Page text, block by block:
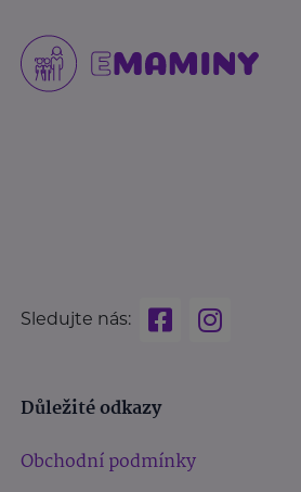
Sledujte nás:
Důležité odkazy
Obchodní podmínky